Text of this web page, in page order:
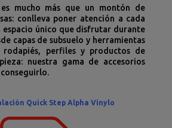
mucho más que un montón de
conlleva poner atención a cada
espacio único que disfrutar durante
capas de subsuelo y herramientas
perfiles y productos de
nuestra gama de accesorios
Quick Step Alpha Vinylo